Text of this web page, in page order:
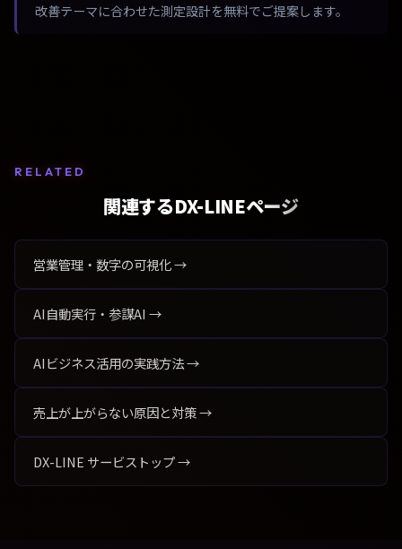
改善テーマに合わせた測定設計を無料でご提案します。
RELATED
関連するDX-LINEページ
営業管理・数字の可視化 →
AI自動実行・参謀AI →
AIビジネス活用の実践方法 →
売上が上がらない原因と対策 →
DX-LINE サービストップ →